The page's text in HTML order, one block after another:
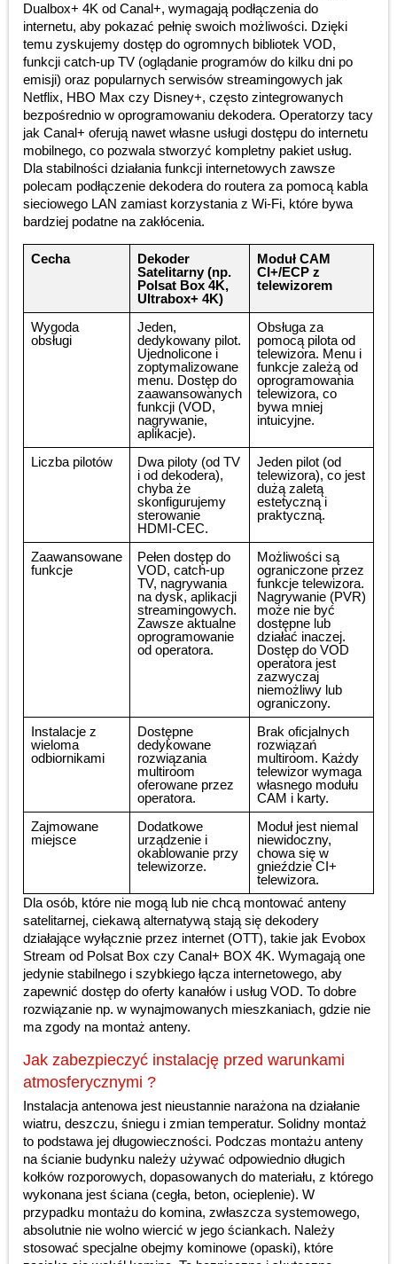
Dualbox+ 4K od Canal+, wymagają podłączenia do
internetu, aby pokazać pełnię swoich możliwości. Dzięki
temu zyskujemy dostęp do ogromnych bibliotek VOD,
funkcji catch-up TV (oglądanie programów do kilku dni po
emisji) oraz popularnych serwisów streamingowych jak
Netflix, HBO Max czy Disney+, często zintegrowanych
bezpośrednio w oprogramowaniu dekodera. Operatorzy tacy
jak Canal+ oferują nawet własne usługi dostępu do internetu
mobilnego, co pozwala stworzyć kompletny pakiet usług.
Dla stabilności działania funkcji internetowych zawsze
polecam podłączenie dekodera do routera za pomocą kabla
sieciowego LAN zamiast korzystania z Wi-Fi, które bywa
bardziej podatne na zakłócenia.
Cecha
Dekoder
Satelitarny (np.
Polsat Box 4K,
Ultrabox+ 4K)
Moduł CAM
CI+/ECP z
telewizorem
Wygoda
obsługi
Jeden,
dedykowany pilot.
Ujednolicone i
zoptymalizowane
menu. Dostęp do
zaawansowanych
funkcji (VOD,
nagrywanie,
aplikacje).
Obsługa za
pomocą pilota od
telewizora. Menu i
funkcje zależą od
oprogramowania
telewizora, co
bywa mniej
intuicyjne.
Liczba pilotów
Dwa piloty (od TV
i od dekodera),
chyba że
skonfigurujemy
sterowanie
HDMI-CEC.
Jeden pilot (od
telewizora), co jest
dużą zaletą
estetyczną i
praktyczną.
Zaawansowane
funkcje
Pełen dostęp do
VOD, catch-up
TV, nagrywania
na dysk, aplikacji
streamingowych.
Zawsze aktualne
oprogramowanie
od operatora.
Możliwości są
ograniczone przez
funkcje telewizora.
Nagrywanie (PVR)
może nie być
dostępne lub
działać inaczej.
Dostęp do VOD
operatora jest
zazwyczaj
niemożliwy lub
ograniczony.
Instalacje z
wieloma
odbiornikami
Dostępne
dedykowane
rozwiązania
multiroom
oferowane przez
operatora.
Brak oficjalnych
rozwiązań
multiroom. Każdy
telewizor wymaga
własnego modułu
CAM i karty.
Zajmowane
miejsce
Dodatkowe
urządzenie i
okablowanie przy
telewizorze.
Moduł jest niemal
niewidoczny,
chowa się w
gnieździe CI+
telewizora.
Dla osób, które nie mogą lub nie chcą montować anteny
satelitarnej, ciekawą alternatywą stają się dekodery
działające wyłącznie przez internet (OTT), takie jak Evobox
Stream od Polsat Box czy Canal+ BOX 4K. Wymagają one
jedynie stabilnego i szybkiego łącza internetowego, aby
zapewnić dostęp do oferty kanałów i usług VOD. To dobre
rozwiązanie np. w wynajmowanych mieszkaniach, gdzie nie
ma zgody na montaż anteny.
Jak zabezpieczyć instalację przed warunkami
atmosferycznymi ?
Instalacja antenowa jest nieustannie narażona na działanie
wiatru, deszczu, śniegu i zmian temperatur. Solidny montaż
to podstawa jej długowieczności. Podczas montażu anteny
na ścianie budynku należy używać odpowiednio długich
kołków rozporowych, dopasowanych do materiału, z którego
wykonana jest ściana (cegła, beton, ocieplenie). W
przypadku montażu do komina, zwłaszcza systemowego,
absolutnie nie wolno wiercić w jego ściankach. Należy
stosować specjalne obejmy kominowe (opaski), które